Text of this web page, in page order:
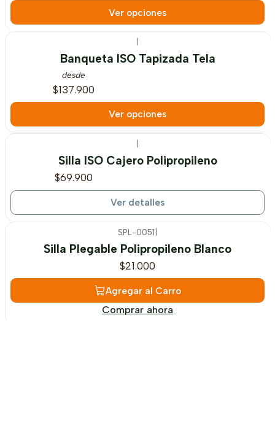
Ver opciones
Banqueta ISO Tapizada Tela
desde
$137.900
Ver opciones
Agotado
Silla ISO Cajero Polipropileno
$69.900
Ver detalles
SPL-0051
Silla Plegable Polipropileno Blanco
$21.000
Agregar al Carro
Comprar ahora